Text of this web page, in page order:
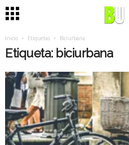
Inicio Etiquetas Biciurbana
Etiqueta: biciurbana